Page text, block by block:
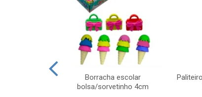
Borracha escolar
bolsa/sorvetinho 4cm